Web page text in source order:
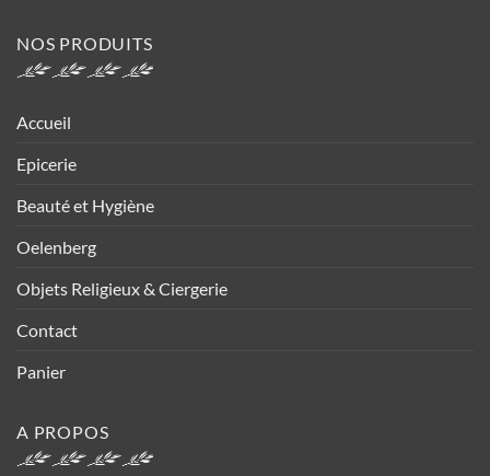
NOS PRODUITS
Accueil
Epicerie
Beauté et Hygiène
Oelenberg
Objets Religieux & Ciergerie
Contact
Panier
A PROPOS